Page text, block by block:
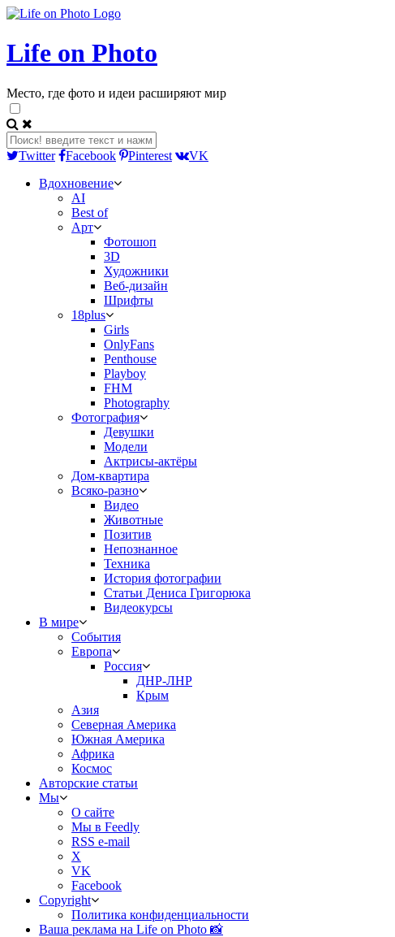
Life on Photo
Место, где фото и идеи расширяют мир
Twitter Facebook Pinterest
VK
Вдохновение
AI
Best of
Арт
Фотошоп
3D
Художники
Веб-дизайн
Шрифты
18plus
Girls
OnlyFans
Penthouse
Playboy
FHM
Photography
Фотография
Девушки
Модели
Актрисы-актёры
Дом-квартира
Всяко-разно
Видео
Животные
Позитив
Непознанное
Техника
История фотографии
Статьи Дениса Григорюка
Видеокурсы
В мире
События
Европа
Россия
ДНР-ЛНР
Крым
Азия
Северная Америка
Южная Америка
Африка
Космос
Авторские статьи
Мы
О сайте
Мы в Feedly
RSS e-mail
X
VK
Facebook
Copyright
Политика конфиденциальности
Ваша реклама на Life on Photo 📸